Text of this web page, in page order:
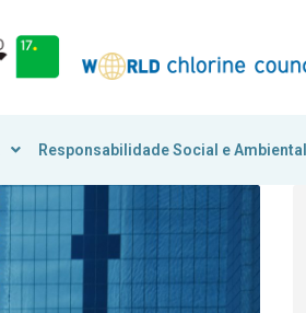
Responsabilidade Social e Ambiental